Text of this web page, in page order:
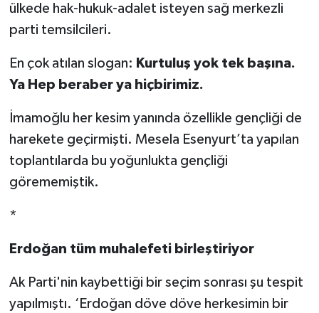
ülkede hak-hukuk-adalet isteyen sağ merkezli
parti temsilcileri.
En çok atılan slogan: Kurtuluş yok tek başına.
Ya Hep beraber ya hiçbirimiz.
İmamoğlu her kesim yanında özellikle gençliği de
harekete geçirmişti. Mesela Esenyurt’ta yapılan
toplantılarda bu yoğunlukta gençliği
görememiştik.
*
Erdoğan tüm muhalefeti birleştiriyor
Ak Parti'nin kaybettiği bir seçim sonrası şu tespit
yapılmıştı. ‘Erdoğan döve döve herkesimin bir